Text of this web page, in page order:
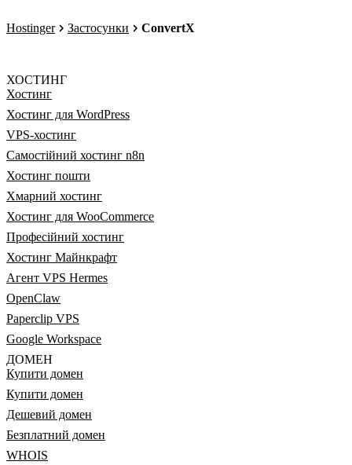
Hostinger Застосунки ConvertX
ХОСТИНГ
Хостинг
Хостинг для WordPress
VPS-хостинг
Самостійний хостинг n8n
Хостинг пошти
Хмарний хостинг
Хостинг для WooCommerce
Професійний хостинг
Хостинг Майнкрафт
Агент VPS Hermes
OpenClaw
Paperclip VPS
Google Workspace
ДОМЕН
Купити домен
Купити домен
Дешевий домен
Безплатний домен
WHOIS